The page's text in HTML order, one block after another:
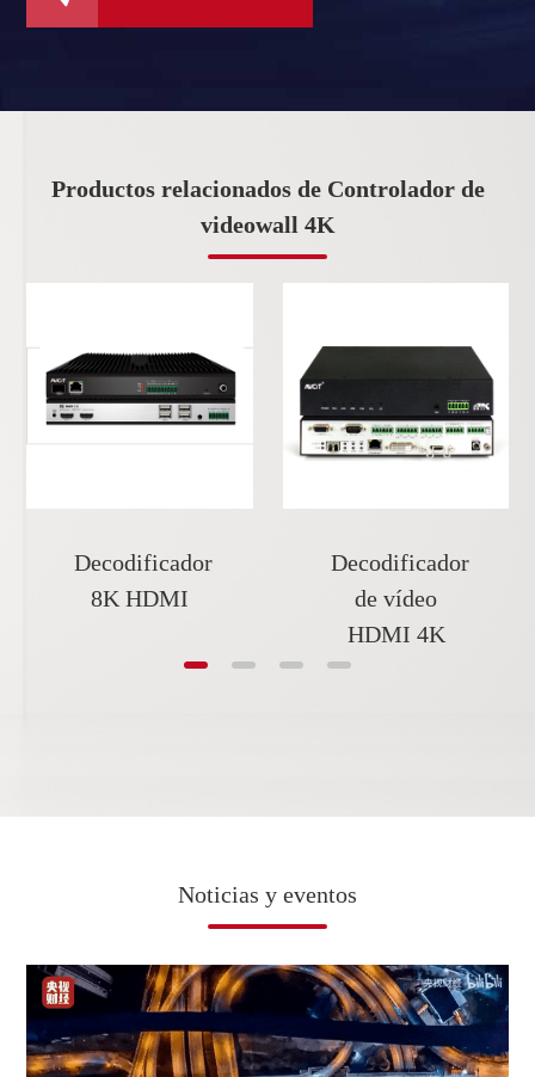
Productos relacionados de Controlador de
videowall 4K
Decodificador
8K HDMI
Decodificador
de vídeo
HDMI 4K
Noticias y eventos